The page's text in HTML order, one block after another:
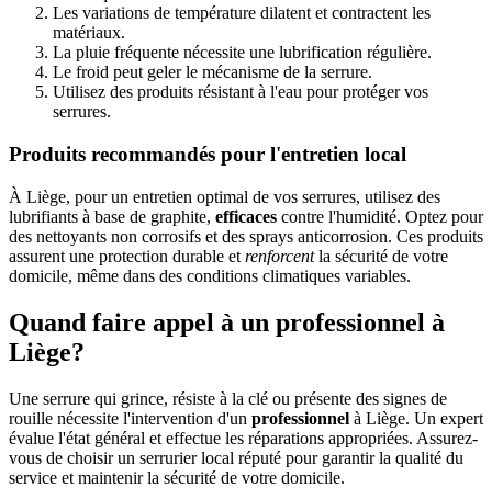
Les variations de température dilatent et contractent les
matériaux.
La pluie fréquente nécessite une lubrification régulière.
Le froid peut geler le mécanisme de la serrure.
Utilisez des produits résistant à l'eau pour protéger vos
serrures.
Produits recommandés pour l'entretien local
À Liège, pour un entretien optimal de vos serrures, utilisez des
lubrifiants à base de graphite, efficaces contre l'humidité. Optez pour
des nettoyants non corrosifs et des sprays anticorrosion. Ces produits
assurent une protection durable et renforcentla sécurité de votre
domicile, même dans des conditions climatiques variables.
Quand faire appel à un professionnel à
Liège?
Une serrure qui grince, résiste à la clé ou présente des signes de
rouille nécessite l'intervention d'un professionnel à Liège. Un expert
évalue l'état général et effectue les réparations appropriées. Assurez-
vous de choisir un serrurier local réputé pour garantir la qualité du
service et maintenir la sécurité de votre domicile.